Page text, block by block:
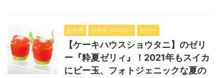
お中元 お中元（2020） ゼリー
【ケーキハウスショウタニ】のゼリ
ー『粋夏ゼリィ』！2021年もスイカ
にビー玉、フォトジェニックな夏の